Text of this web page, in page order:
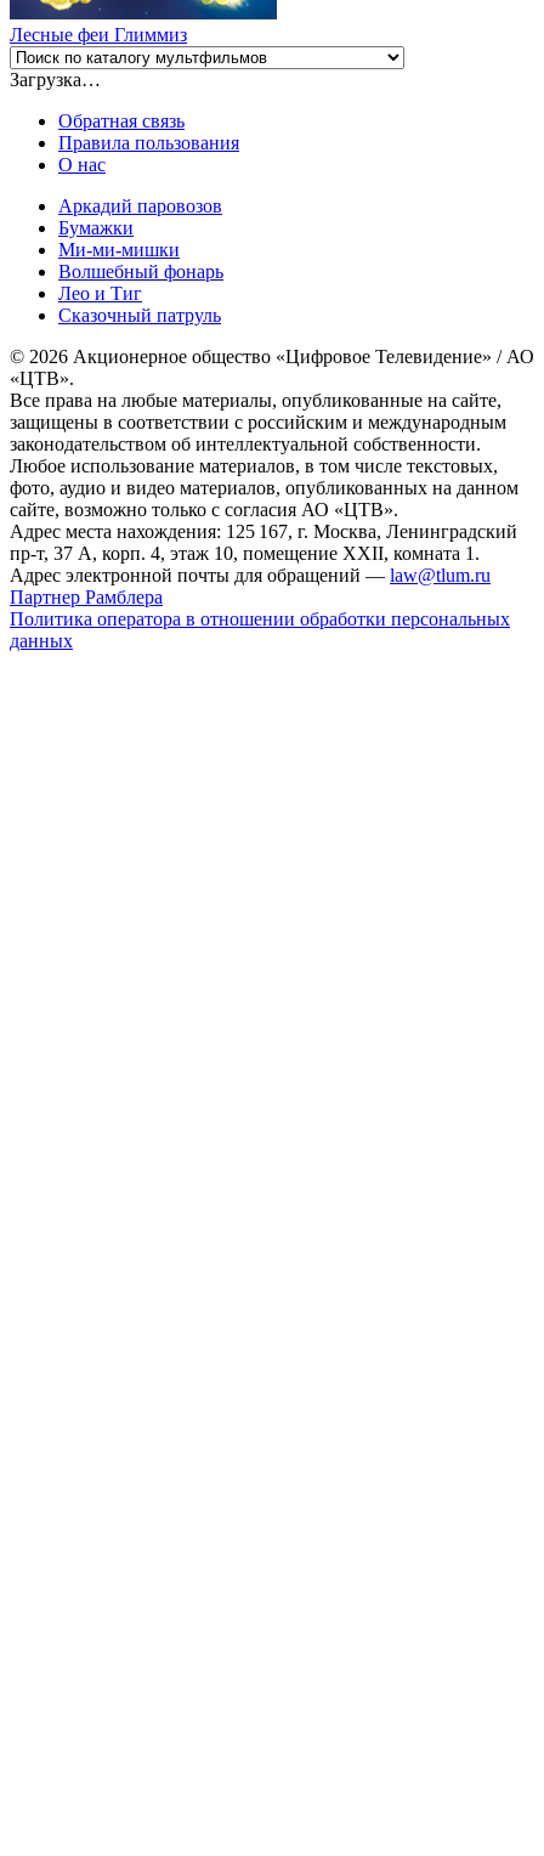
Лесные феи Глиммиз
Загрузка…
Обратная связь
Правила пользования
О нас
Аркадий паровозов
Бумажки
Ми-ми-мишки
Волшебный фонарь
Лео и Тиг
Сказочный патруль
© 2026 Акционерное общество «Цифровое Телевидение» / АО
«ЦТВ».
Все права на любые материалы, опубликованные на сайте,
защищены в соответствии с российским и международным
законодательством об интеллектуальной собственности.
Любое использование материалов, в том числе текстовых,
фото, аудио и видео материалов, опубликованных на данном
сайте, возможно только с согласия АО «ЦТВ».
Адрес места нахождения: 125 167, г. Москва, Ленинградский
пр-т, 37 А, корп. 4, этаж 10, помещение XXII, комната 1.
Адрес электронной почты для обращений — law@tlum.ru
Партнер Рамблера
Политика оператора в отношении обработки персональных
данных